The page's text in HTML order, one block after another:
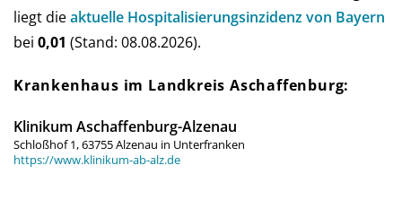
liegt dieaktu­elle Hos­pi­ta­li­sie­rungs­in­zi­denz von Bay­ern
bei 0,01 (Stand: 08.08.2026).
Krankenhaus im Landkreis Aschaffenburg:
Klinikum Aschaffenburg-Alzenau
Schloßhof 1, 63755 Alzenau in Unterfranken
https://www.klinikum-ab-alz.de